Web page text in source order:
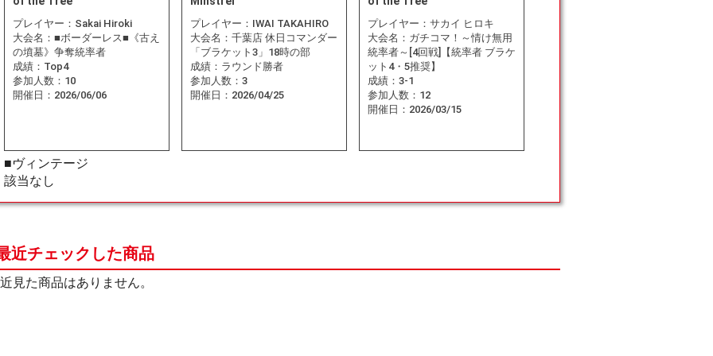
プレイヤー： Sakai Hiroki
大会名： ■ボーダーレス■《古え
の墳墓》争奪統率者
成績： Top4
参加人数： 10
開催日： 2026/06/06
プレイヤー： IWAI TAKAHIRO
大会名： 千葉店 休日コマンダー
「ブラケット3」18時の部
成績： ラウンド勝者
参加人数： 3
開催日： 2026/04/25
プレイヤー： サカイ ヒロキ
大会名： ガチコマ！～情け無用
統率者～[4回戦]【統率者 ブラケ
ット4・5推奨】
成績： 3-1
参加人数： 12
開催日： 2026/03/15
■ヴィンテージ
該当なし
近チェックした商品
見た商品はありません。